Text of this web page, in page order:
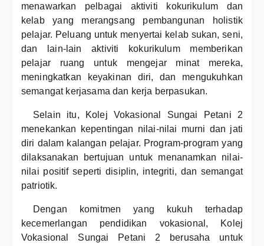
menawarkan pelbagai aktiviti kokurikulum dan
kelab yang merangsang pembangunan holistik
pelajar. Peluang untuk menyertai kelab sukan, seni,
dan lain-lain aktiviti kokurikulum memberikan
pelajar ruang untuk mengejar minat mereka,
meningkatkan keyakinan diri, dan mengukuhkan
semangat kerjasama dan kerja berpasukan.
Selain itu, Kolej Vokasional Sungai Petani 2
menekankan kepentingan nilai-nilai murni dan jati
diri dalam kalangan pelajar. Program-program yang
dilaksanakan bertujuan untuk menanamkan nilai-
nilai positif seperti disiplin, integriti, dan semangat
patriotik.
Dengan komitmen yang kukuh terhadap
kecemerlangan pendidikan vokasional, Kolej
Vokasional Sungai Petani 2 berusaha untuk